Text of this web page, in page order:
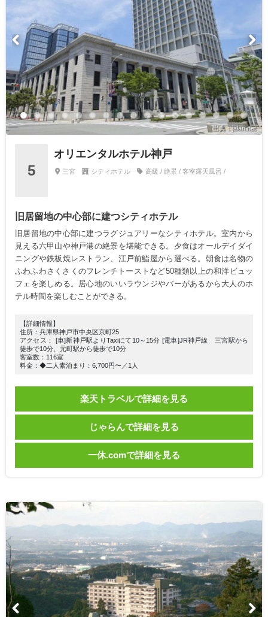
出典：jalan.net
5
オリエンタルホテル神戸
三宮 シティホテル 高級 / 絶景 / 客室露天風呂 /
旧居留地の中心部に建つシティホテル
旧居留地の中心部に建つラグジュアリーなシティホテル。室内から
見える六甲山や神戸港の絶景を堪能できる。夕食はオールデイダイ
ニングや鉄板焼レストラン、江戸前鮨屋から選べる。朝食は名物の
ふわふわさくさくのフレンチトーストなど50種類以上の和洋ビュッ
フェを楽しめる。居心地のいいラウンジやバーがあるから大人のホ
テル時間を楽しむことができる。
【詳細情報】
住所：兵庫県神戸市中央区京町25
アクセス： [車]新神戸駅よりTaxiにて10～15分 [電車]JR神戸線 三宮駅から
徒歩で10分、元町駅から徒歩で10分
客室数：116室
料金：◆二人素泊まり：6,700円〜／1人
楽天トラベルで詳細を見る
じゃらんで詳細を見る
一休.comで詳細を見る